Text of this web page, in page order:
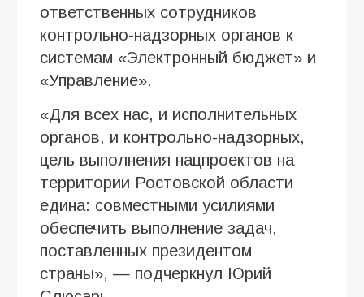
ответственных сотрудников
контрольно-надзорных органов к
системам «Электронный бюджет» и
«Управление».
«Для всех нас, и исполнительных
органов, и контрольно-надзорных,
цель выполнения нацпроектов на
территории Ростовской области
едина: совместными усилиями
обеспечить выполнение задач,
поставленных президентом
страны», — подчеркнул Юрий